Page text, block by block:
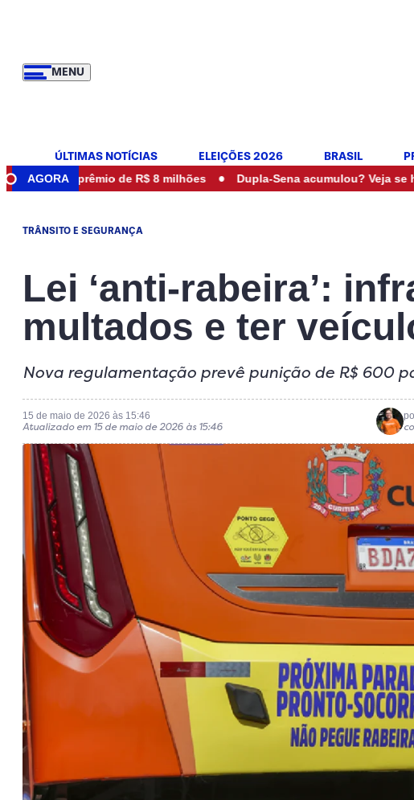
MENU
ÚLTIMAS NOTÍCIAS ELEIÇÕES 2026 BRASIL
AGORA
prêmio de R$ 8 milhões • Dupla-Sena acumulou? Veja se houve
TRÂNSITO E SEGURANÇA
Lei ‘anti-rabeira’:
multados e ter
Nova regulamentação prevê punição de R$ 600
15 de maio de 2026 às 15:46
Atualizado em 15 de maio de 2026 às 15:46